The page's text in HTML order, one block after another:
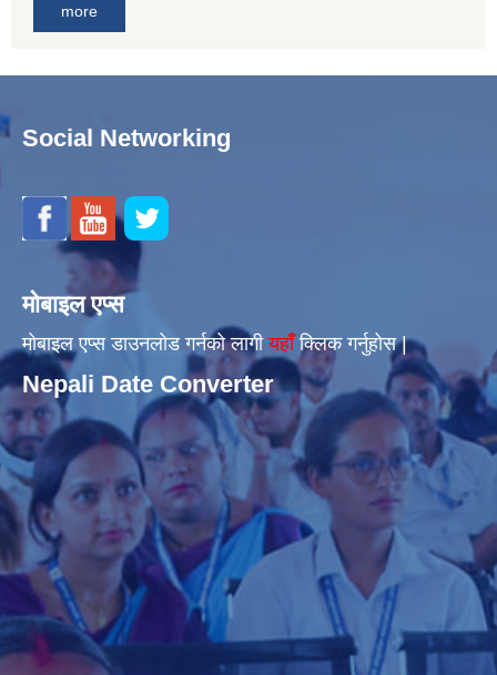
more
Social Networking
मोबाइल एप्स
मोबाइल एप्स डाउनलोड गर्नको लागीयहाँँक्लिक गर्नुहोस |
Nepali Date Converter